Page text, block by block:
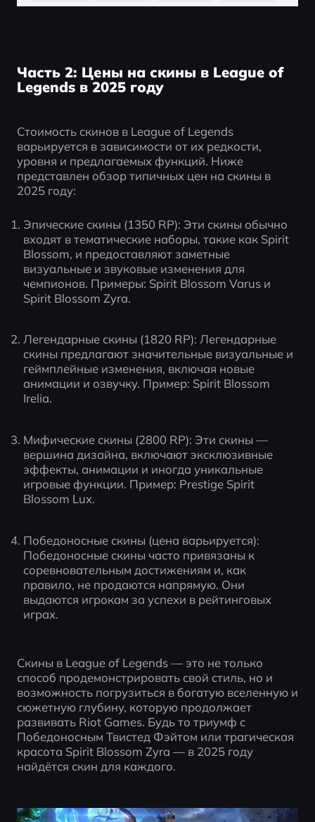
Часть 2: Цены на скины в League of
Legends в 2025 году
Стоимость скинов в League of Legends
варьируется в зависимости от их редкости,
уровня и предлагаемых функций. Ниже
представлен обзор типичных цен на скины в
2025 году:
Эпические скины (1350 RP): Эти скины обычно
входят в тематические наборы, такие как Spirit
Blossom, и предоставляют заметные
визуальные и звуковые изменения для
чемпионов. Примеры: Spirit Blossom Varus и
Spirit Blossom Zyra.
Легендарные скины (1820 RP): Легендарные
скины предлагают значительные визуальные и
геймплейные изменения, включая новые
анимации и озвучку. Пример: Spirit Blossom
Irelia.
Мифические скины (2800 RP): Эти скины —
вершина дизайна, включают эксклюзивные
эффекты, анимации и иногда уникальные
игровые функции. Пример: Prestige Spirit
Blossom Lux.
Победоносные скины (цена варьируется):
Победоносные скины часто привязаны к
соревновательным достижениям и, как
правило, не продаются напрямую. Они
выдаются игрокам за успехи в рейтинговых
играх.
Скины в League of Legends — это не только
способ продемонстрировать свой стиль, но и
возможность погрузиться в богатую вселенную и
сюжетную глубину, которую продолжает
развивать Riot Games. Будь то триумф с
Победоносным Твистед Фэйтом или трагическая
красота Spirit Blossom Zyra — в 2025 году
найдётся скин для каждого.